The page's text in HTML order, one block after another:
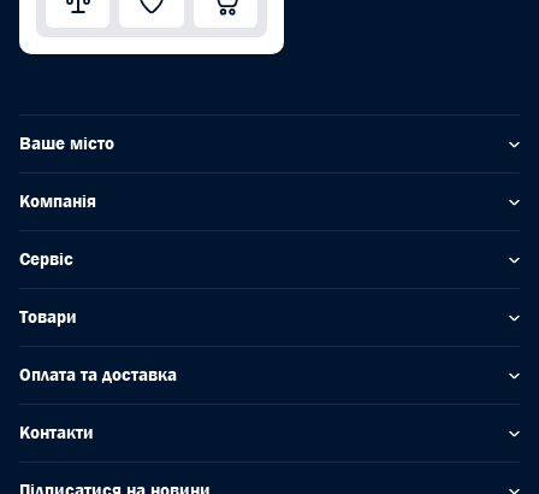
Ваше місто
Компанія
Сервіс
Товари
Оплата та доставка
Контакти